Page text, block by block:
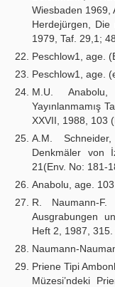
Wiesbaden 1969,
Herdejürgen, Die
1979, Taf. 29,1;
Peschlow1, age.
Peschlow1, age.
M.U.
Yayınlanmamış
XXVII, 1988, 103
A.M.
Denkmäler von
21(Env. No: 181-
Anabolu, age.
R. Naumann-
Ausgrabungen
Heft 2, 1987,
Naumann-
Priene Tipi
Müzesi’ndeki